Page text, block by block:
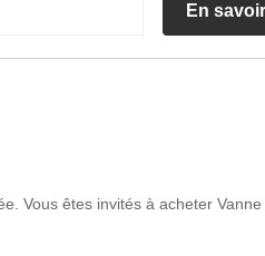
En
Vous êtes invités à acheter